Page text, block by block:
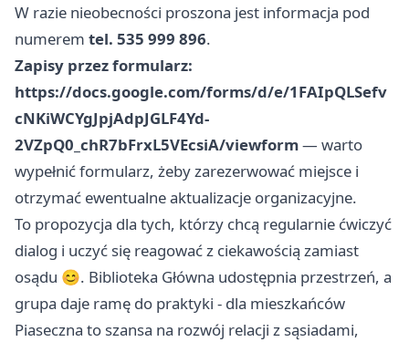
W razie nieobecności proszona jest informacja pod
numerem tel. 535 999 896.
Zapisy przez formularz:
https://docs.google.com/forms/d/e/1FAIpQLSefv
cNKiWCYgJpjAdpJGLF4Yd-
2VZpQ0_chR7bFrxL5VEcsiA/viewform— warto
wypełnić formularz, żeby zarezerwować miejsce i
otrzymać ewentualne aktualizacje organizacyjne.
To propozycja dla tych, którzy chcą regularnie ćwiczyć
dialog i uczyć się reagować z ciekawością zamiast
osądu 😊. Biblioteka Główna udostępnia przestrzeń, a
grupa daje ramę do praktyki - dla mieszkańców
Piaseczna to szansa na rozwój relacji z sąsiadami,